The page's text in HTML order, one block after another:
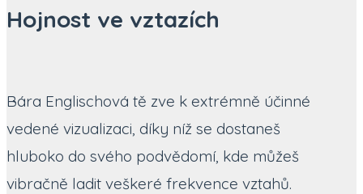
Hojnost ve vztazích
Bára Englischová tě zve k extrémně účinné
vedené vizualizaci, díky níž se dostaneš
hluboko do svého podvědomí, kde můžeš
vibračně ladit veškeré frekvence vztahů.